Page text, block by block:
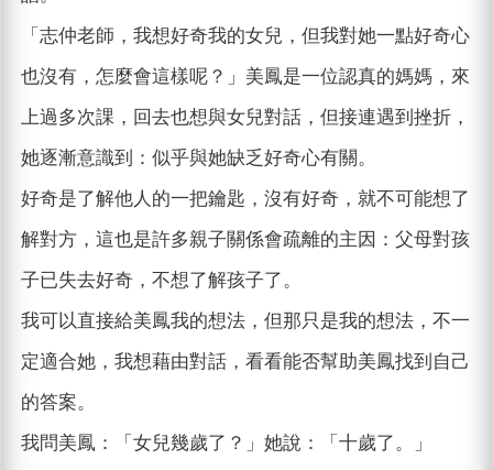
「志仲老師，我想好奇我的女兒，但我對她一點好奇心
也沒有，怎麼會這樣呢？」美鳳是一位認真的媽媽，來
上過多次課，回去也想與女兒對話，但接連遇到挫折，
她逐漸意識到：似乎與她缺乏好奇心有關。
好奇是了解他人的一把鑰匙，沒有好奇，就不可能想了
解對方，這也是許多親子關係會疏離的主因：父母對孩
子已失去好奇，不想了解孩子了。
我可以直接給美鳳我的想法，但那只是我的想法，不一
定適合她，我想藉由對話，看看能否幫助美鳳找到自己
的答案。
我問美鳳：「女兒幾歲了？」她說：「十歲了。」